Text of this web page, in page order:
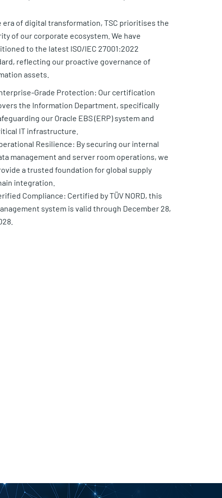
era of digital transformation, TSC prioritises the
of our corporate ecosystem. We have
to the latest ISO/IEC 27001:2022
reflecting our proactive governance of
assets.
Grade Protection: Our certification
the Information Department, specifically
our Oracle EBS (ERP) system and
IT infrastructure.
Resilience: By securing our internal
management and server room operations, we
a trusted foundation for global supply
integration.
Compliance: Certified by TÜV NORD, this
system is valid through December 28,